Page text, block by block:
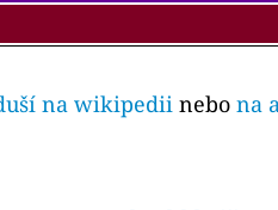
na wikipediinebo na